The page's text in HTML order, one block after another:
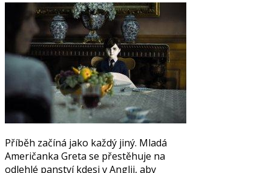
Příběh začíná jako každý jiný. Mladá
Američanka Greta se přestěhuje na
odlehlé panství kdesi v Anglii, aby